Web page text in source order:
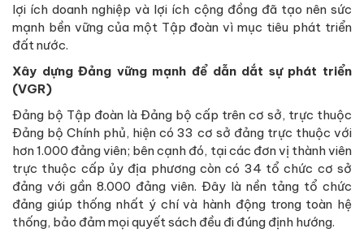
lợi ích doanh nghiệp và lợi ích cộng đồng đã tạo nên sức
mạnh bền vững của một Tập đoàn vì mục tiêu phát triển
đất nước.
Xây dựng Đảng vững mạnh để dẫn dắt sự phát triển
(VGR)
Đảng bộ Tập đoàn là Đảng bộ cấp trên cơ sở, trực thuộc
Đảng bộ Chính phủ, hiện có 33 cơ sở đảng trực thuộc với
hơn 1.000 đảng viên; bên cạnh đó, tại các đơn vị thành viên
trực thuộc cấp ủy địa phương còn có 34 tổ chức cơ sở
đảng với gần 8.000 đảng viên. Đây là nền tảng tổ chức
đảng giúp thống nhất ý chí và hành động trong toàn hệ
thống, bảo đảm mọi quyết sách đều đi đúng định hướng.